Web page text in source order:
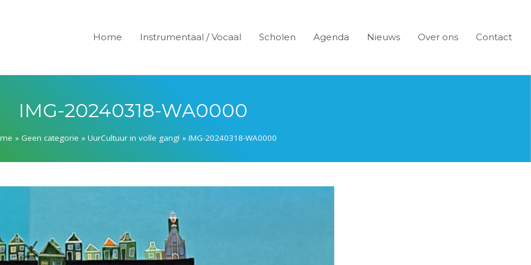
Home Instrumentaal / Vocaal Scholen Agenda Nieuws Over ons Contact
IMG-20240318-WA0000
» Geen categorie » UurCultuur in volle gang! » IMG-20240318-WA0000